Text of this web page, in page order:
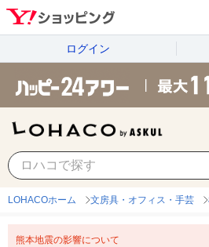
ログイン
LOHACOホーム 文房具・オフィス・手芸
熊本地震の影響について